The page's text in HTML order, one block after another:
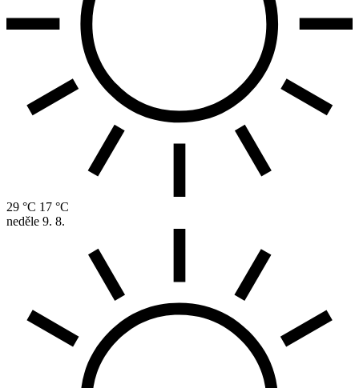
29 °C 17 °C
neděle 9. 8.